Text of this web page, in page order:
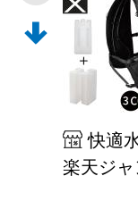
快適
楽天ジ